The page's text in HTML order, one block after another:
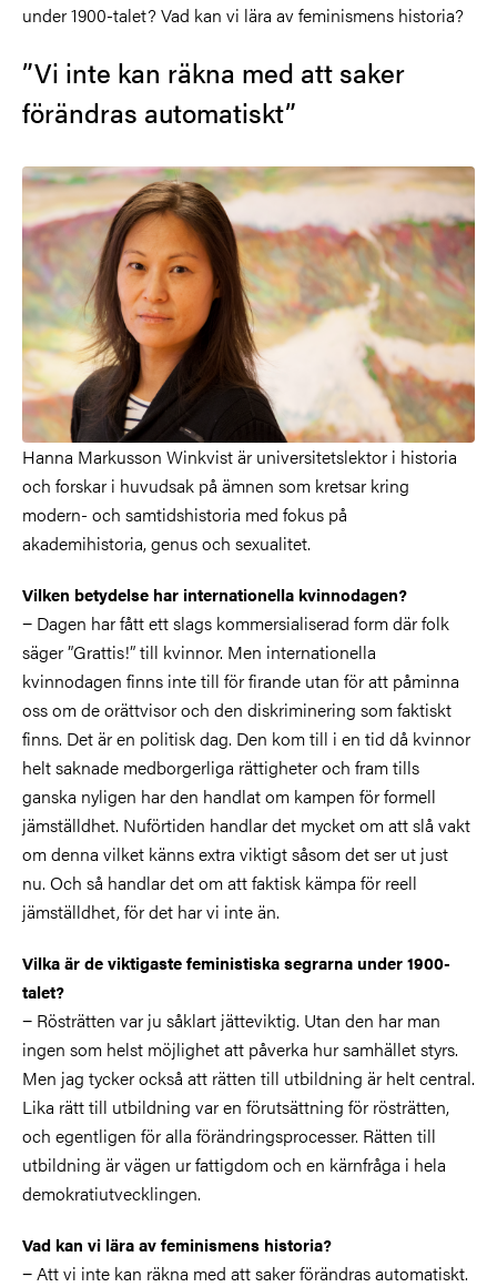
under 1900-talet? Vad kan vi lära av feminismens historia?
”Vi inte kan räkna med att saker
förändras automatiskt”
Hanna Markusson Winkvist är universitetslektor i historia
och forskar i huvudsak på ämnen som kretsar kring
modern- och samtidshistoria med fokus på
akademihistoria, genus och sexualitet.
Vilken betydelse har internationella kvinnodagen?
− Dagen har fått ett slags kommersialiserad form där folk
säger ”Grattis!” till kvinnor. Men internationella
kvinnodagen finns inte till för firande utan för att påminna
oss om de orättvisor och den diskriminering som faktiskt
finns. Det är en politisk dag. Den kom till i en tid då kvinnor
helt saknade medborgerliga rättigheter och fram tills
ganska nyligen har den handlat om kampen för formell
jämställdhet. Nuförtiden handlar det mycket om att slå vakt
om denna vilket känns extra viktigt såsom det ser ut just
nu. Och så handlar det om att faktisk kämpa för reell
jämställdhet, för det har vi inte än.
Vilka är de viktigaste feministiska segrarna under 1900-
talet?
− Rösträtten var ju såklart jätteviktig. Utan den har man
ingen som helst möjlighet att påverka hur samhället styrs.
Men jag tycker också att rätten till utbildning är helt central.
Lika rätt till utbildning var en förutsättning för rösträtten,
och egentligen för alla förändringsprocesser. Rätten till
utbildning är vägen ur fattigdom och en kärnfråga i hela
demokratiutvecklingen.
Vad kan vi lära av feminismens historia?
− Att vi inte kan räkna med att saker förändras automatiskt.